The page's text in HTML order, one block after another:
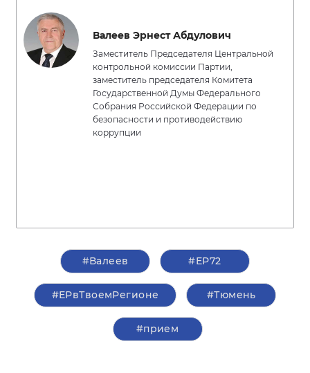
Валеев Эрнест Абдулович
Заместитель Председателя Центральной
контрольной комиссии Партии,
заместитель председателя Комитета
Государственной Думы Федерального
Собрания Российской Федерации по
безопасности и противодействию
коррупции
#Валеев #ЕР72
#ЕРвТвоемРегионе #Тюмень
#прием